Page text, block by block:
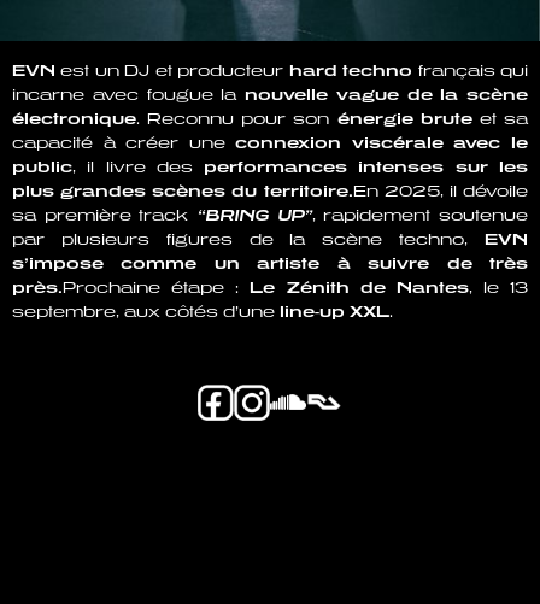
EVN est un DJ et producteur hard techno français qui
incarne avec fougue la nouvelle vague de la scène
électronique. Reconnu pour son énergie bruteet sa
capacité à créer uneconnexion viscérale avec le
public, il livre des performances intenses sur les
plus grandes scènes du territoire.En 2025, il dévoile
sa première track “BRING UP”, rapidement soutenue
par plusieurs figures de la scène techno, EVN
s’impose comme un artiste à suivre de très
près.Prochaine étape :Le Zénith de Nantes, le 13
septembre, aux côtés d’une line-up XXL.